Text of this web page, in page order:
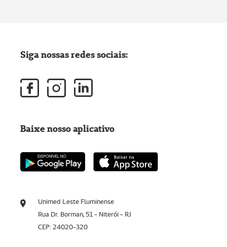
Unimed Leste Fluminense
Rua Dr. Borman, 51 - Niterói - RJ
CEP: 24020-320
Siga nossas redes sociais:
Baixe nosso aplicativo